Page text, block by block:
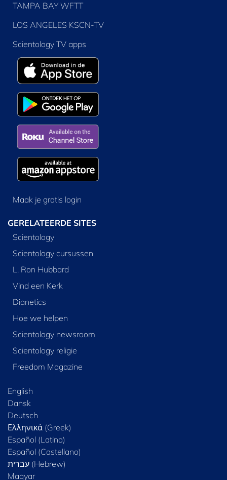
TAMPA BAY WFTT
LOS ANGELES KSCN-TV
Scientology TV apps
Maak je gratis login
GERELATEERDE SITES
Scientology
Scientology cursussen
L. Ron Hubbard
Vind een Kerk
Dianetics
Hoe we helpen
Scientology newsroom
Scientology religie
Freedom Magazine
English
Dansk
Deutsch
Ελληνικά (Greek)
Español (Latino)
Español (Castellano)
Magyar